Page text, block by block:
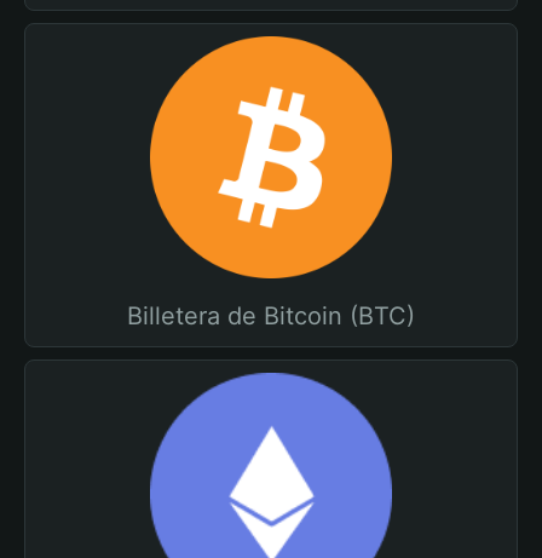
Billetera de Bitcoin (BTC)